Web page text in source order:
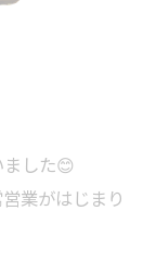
した😊
業がはじまり